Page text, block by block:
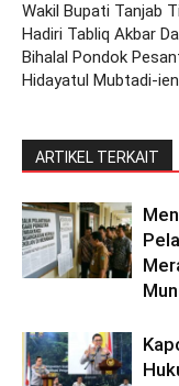
Wakil Bupati Tanjab
Hadiri Tabliq Akbar
Bihalal Pondok
Hidayatul Mubtadi-ien
ARTIKEL TERKAIT